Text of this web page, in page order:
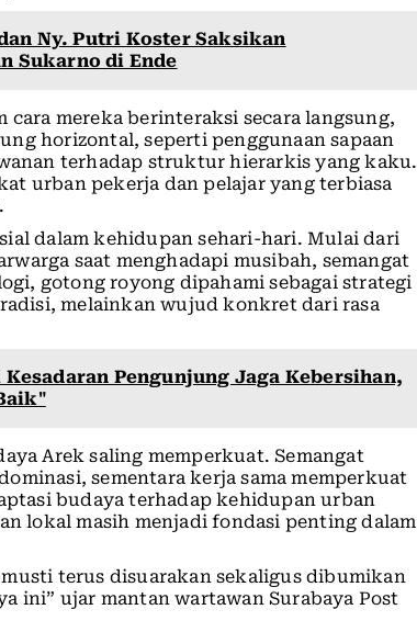
Ny. Putri Koster Saksikan
Sukarno di Ende
mereka berinteraksi secara langsung,
horizontal, seperti penggunaan sapaan
terhadap struktur hierarkis yang kaku.
urban pekerja dan pelajar yang terbiasa
dalam kehidupan sehari-hari. Mulai dari
saat menghadapi musibah, semangat
gotong royong dipahami sebagai strategi
melainkan wujud konkret dari rasa
Kesadaran Pengunjung Jaga Kebersihan,
Arek saling memperkuat. Semangat
sementara kerja sama memperkuat
budaya terhadap kehidupan urban
lokal masih menjadi fondasi penting dalam
terus disuarakan sekaligus dibumikan
ini” ujar mantan wartawan Surabaya Post